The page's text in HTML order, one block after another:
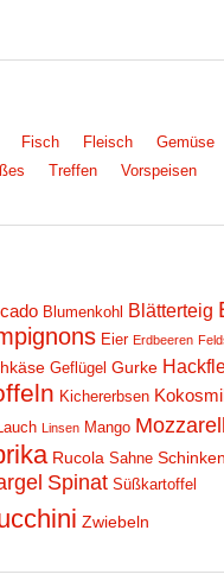
Fisch Fleisch Gemüse
Treffen Vorspeisen
Blumenkohl Blätterteig
Eier Erdbeeren
Geflügel Gurke
Kichererbsen
Lauch Linsen Mango
Rucola Sahne Schinken
Spinat Süßkartoffel
Zwiebeln